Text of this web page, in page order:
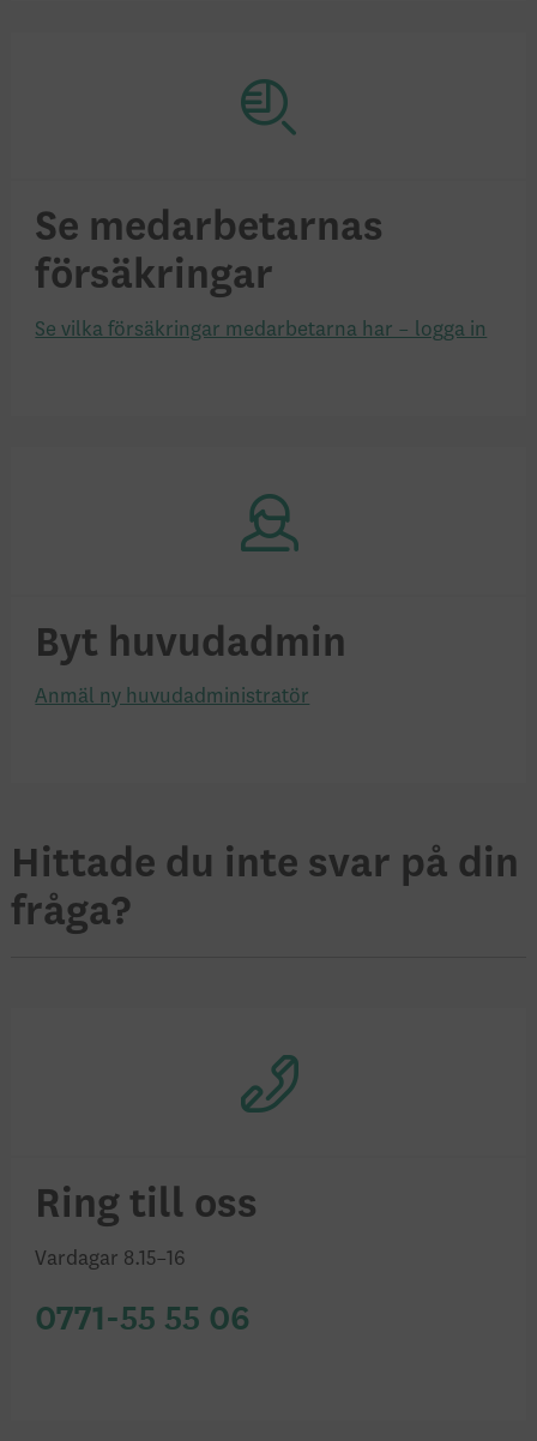
Se medarbetarnas
försäkringar
Se vilka försäkringar medarbetarna har – logga in
Byt huvudadmin
Anmäl ny huvudadministratör
Hittade du inte svar på din
fråga?
Ring till oss
Vardagar 8.15–16
0771-55 55 06